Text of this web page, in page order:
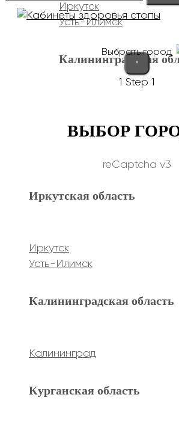
Иркутск
Усть-Илимск
Калининградская
Курган
Выбрать город
×
1 Step 1
ВЫБОР
reCaptcha v3
Иркутская область
Иркутск
Усть-Илимск
Калининградская область
Калининград
Курганская область